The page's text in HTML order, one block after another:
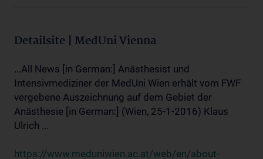
Detailsite | MedUni Vienna
...All News [in German:] Anästhesist und
Intensivmediziner der MedUni Wien erhält vom FWF
vergebene Auszeichnung auf dem Gebiet der
Anästhesie [in German:] (Wien, 25-1-2016) Klaus
Ulrich ...
https://www.meduniwien.ac.at/web/en/about-